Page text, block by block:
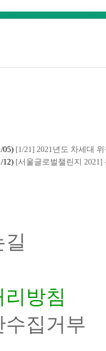
05) [1/21] 2021년도 차세대
12) [서울글로벌챌린지 2021]
방침
수집거부